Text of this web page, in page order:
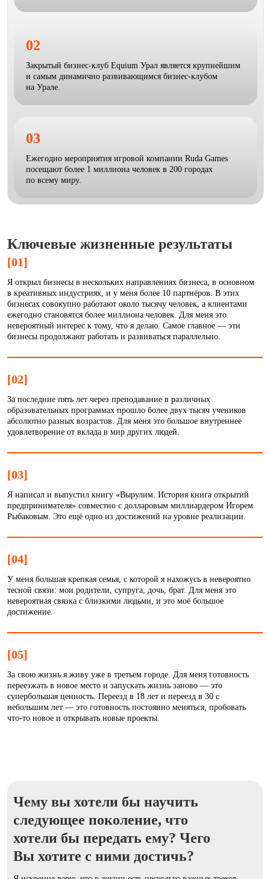
02
Закрытый бизнес-клуб Equium Урал является крупнейшим
и самым динамично развивающимся бизнес-клубом
на Урале.
03
Ежегодно мероприятия игровой компании Ruda Games
посещают более 1 миллиона человек в 200 городах
по всему миру.
Ключевые жизненные результаты
[01]
Я открыл бизнесы в нескольких направлениях бизнеса, в основном
в креативных индустриях, и у меня более 10 партнёров. В этих
бизнесах совокупно работают около тысячу человек, а клиентами
ежегодно становятся более миллиона человек. Для меня это
невероятный интерес к тому, что я делаю. Самое главное — эти
бизнесы продолжают работать и развиваться параллельно.
[02]
За последние пять лет через преподавание в различных
образовательных программах прошло более двух тысяч учеников
абсолютно разных возрастов. Для меня это большое внутреннее
удовлетворение от вклада в мир других людей.
[03]
Я написал и выпустил книгу «Вырулим. История книга открытий
предпринимателя» совместно с долларовым миллиардером Игорем
Рыбаковым. Это ещё одно из достижений на уровне реализации.
[04]
У меня большая крепкая семья, с которой я нахожусь в невероятно
тесной связи: мои родители, супруга, дочь, брат. Для меня это
невероятная связка с близкими людьми, и это моё большое
достижение.
[05]
За свою жизнь я живу уже в третьем городе. Для меня готовность
переезжать в новое место и запускать жизнь заново — это
супербольшая ценность. Переезд в 18 лет и переезд в 30 с
небольшим лет — это готовность постоянно меняться, пробовать
что-то новое и открывать новые проекты.
Чему вы хотели бы научить
следующее поколение, что
хотели бы передать ему? Чего
Вы хотите с ними достичь?